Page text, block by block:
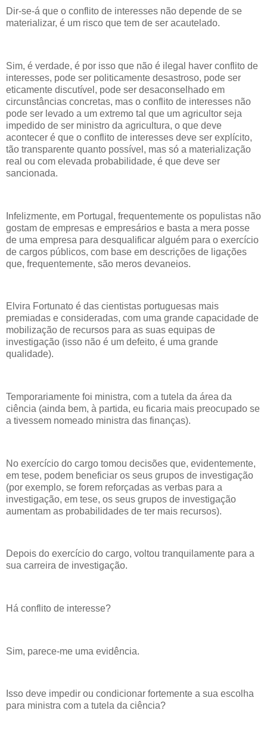
Dir-se-á que o conflito de interesses não depende de se
materializar, é um risco que tem de ser acautelado.
Sim, é verdade, é por isso que não é ilegal haver conflito de
interesses, pode ser politicamente desastroso, pode ser
eticamente discutível, pode ser desaconselhado em
circunstâncias concretas, mas o conflito de interesses não
pode ser levado a um extremo tal que um agricultor seja
impedido de ser ministro da agricultura, o que deve
acontecer é que o conflito de interesses deve ser explícito,
tão transparente quanto possível, mas só a materialização
real ou com elevada probabilidade, é que deve ser
sancionada.
Infelizmente, em Portugal, frequentemente os populistas não
gostam de empresas e empresários e basta a mera posse
de uma empresa para desqualificar alguém para o exercício
de cargos públicos, com base em descrições de ligações
que, frequentemente, são meros devaneios.
Elvira Fortunato é das cientistas portuguesas mais
premiadas e consideradas, com uma grande capacidade de
mobilização de recursos para as suas equipas de
investigação (isso não é um defeito, é uma grande
qualidade).
Temporariamente foi ministra, com a tutela da área da
ciência (ainda bem, à partida, eu ficaria mais preocupado se
a tivessem nomeado ministra das finanças).
No exercício do cargo tomou decisões que, evidentemente,
em tese, podem beneficiar os seus grupos de investigação
(por exemplo, se forem reforçadas as verbas para a
investigação, em tese, os seus grupos de investigação
aumentam as probabilidades de ter mais recursos).
Depois do exercício do cargo, voltou tranquilamente para a
sua carreira de investigação.
Há conflito de interesse?
Sim, parece-me uma evidência.
Isso deve impedir ou condicionar fortemente a sua escolha
para ministra com a tutela da ciência?